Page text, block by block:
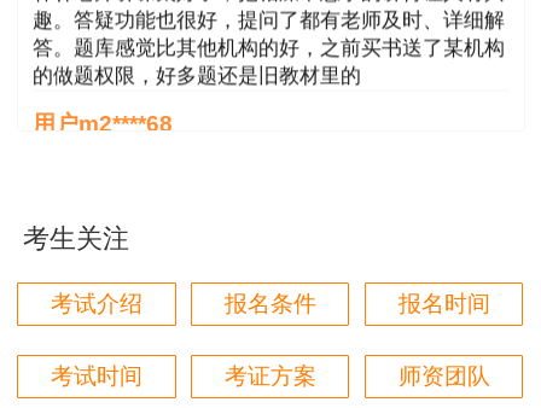
趣。答疑功能也很好，提问了都有老师及时、详细解
答。题库感觉比其他机构的好，之前买书送了某机构
的做题权限，好多题还是旧教材里的
用户m2****68
本门课程老师讲的很细致，每个章节都讲到位了。特
别是财务评价那个章节，深入浅出，强化训练，效果
很好。
用户m4****68
林轩老师讲得好，复杂的知识讲的深入浅出，能够听
考生关注
考试介绍 报名条件 报名时间
考试时间 考证方案 师资团队